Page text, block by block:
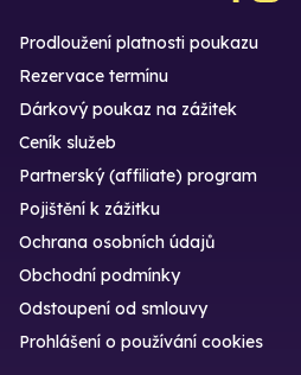
Prodloužení platnosti poukazu
Rezervace termínu
Dárkový poukaz na zážitek
Ceník služeb
Partnerský (affiliate) program
Pojištění k zážitku
Ochrana osobních údajů
Obchodní podmínky
Odstoupení od smlouvy
Prohlášení o používání cookies